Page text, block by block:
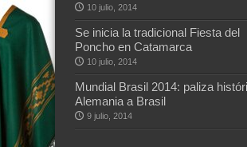
10 julio, 2014
Se inicia la tradicional Fiesta del
Poncho en Catamarca
10 julio, 2014
Mundial Brasil 2014: paliza
Alemania a Brasil
9 julio, 2014